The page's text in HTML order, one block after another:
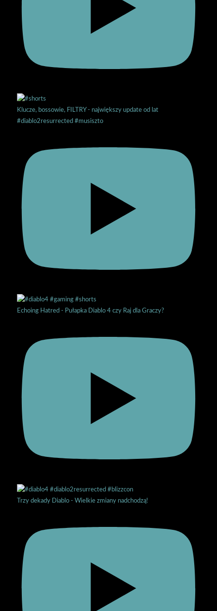
Klucze, bossowie, FILTRY - największy update od lat
#diablo2resurrected #musiszto
Echoing Hatred - Pułapka Diablo 4 czy Raj dla Graczy?
Trzy dekady Diablo - Wielkie zmiany nadchodzą!